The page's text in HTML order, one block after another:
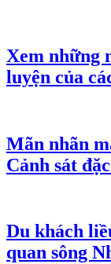
Xem những
luyện của
Mãn nhãn
Cảnh sát
Du khách
quan sông